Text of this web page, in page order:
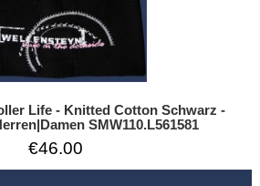
Life - Knitted Cotton Schwarz -
SMW110.L561581
€46.00